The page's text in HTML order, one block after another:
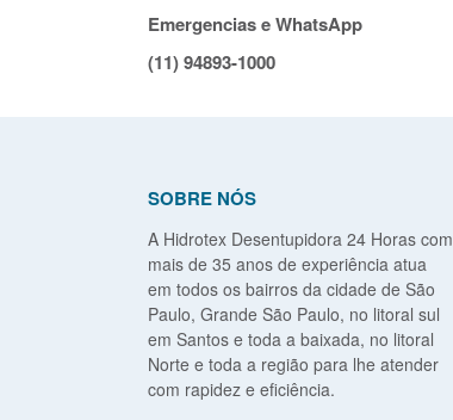
Emergencias e WhatsApp
(11) 94893-1000
SOBRE NÓS
A Hidrotex Desentupidora 24 Horas com
mais de 35 anos de experiência atua
em todos os bairros da cidade de São
Paulo, Grande São Paulo, no litoral sul
em Santos e toda a baixada, no litoral
Norte e toda a região para lhe atender
com rapidez e eficiência.